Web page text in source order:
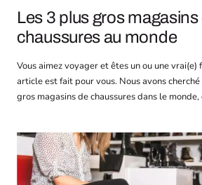
Les 3 plus gros magasins
chaussures au monde
Vous aimez voyager et êtes un ou une vrai(e)
article est fait pour vous. Nous avons
gros magasins de chaussures dans le